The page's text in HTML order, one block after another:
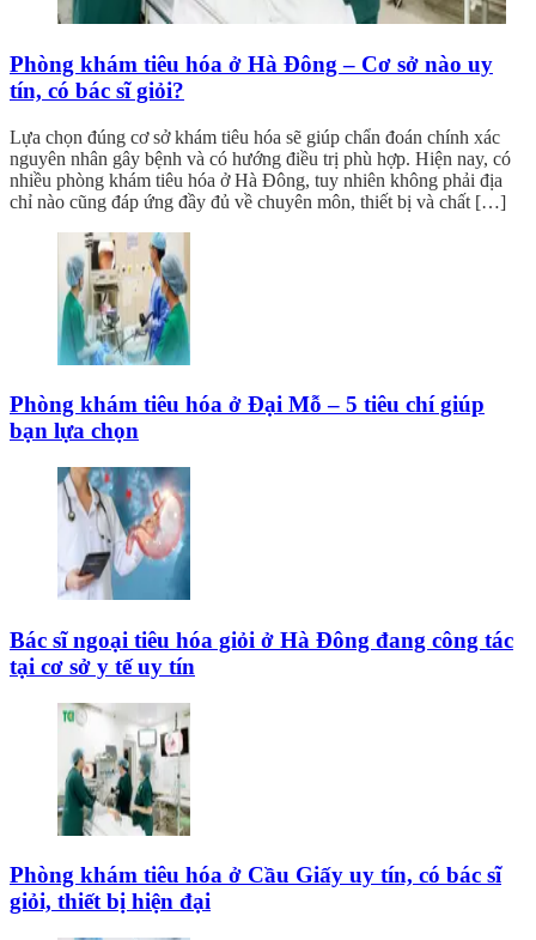
Phòng khám tiêu hóa ở Hà Đông – Cơ sở nào uy
tín, có bác sĩ giỏi?
Lựa chọn đúng cơ sở khám tiêu hóa sẽ giúp chẩn đoán chính xác
nguyên nhân gây bệnh và có hướng điều trị phù hợp. Hiện nay, có
nhiều phòng khám tiêu hóa ở Hà Đông, tuy nhiên không phải địa
chỉ nào cũng đáp ứng đầy đủ về chuyên môn, thiết bị và chất […]
Phòng khám tiêu hóa ở Đại Mỗ – 5 tiêu chí giúp
bạn lựa chọn
Bác sĩ ngoại tiêu hóa giỏi ở Hà Đông đang công tác
tại cơ sở y tế uy tín
Phòng khám tiêu hóa ở Cầu Giấy uy tín, có bác sĩ
giỏi, thiết bị hiện đại